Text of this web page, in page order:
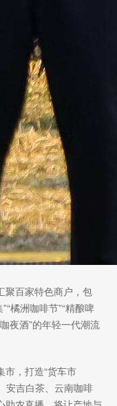
聚百家特色商户，包
橘洲咖啡节”“精酿啤
夜酒”的年轻一代潮流
市，打造“货车市
安吉白茶、云南咖啡